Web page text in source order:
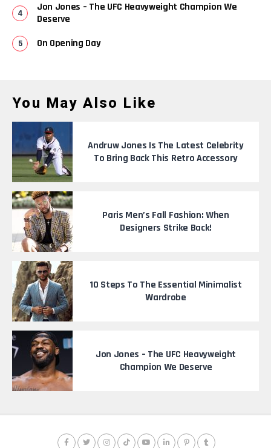
Jon Jones – The UFC Heavyweight Champion We
Deserve
On Opening Day
You May Also Like
Andruw Jones Is The Latest Celebrity
To Bring Back This Retro Accessory
Paris Men’s Fall Fashion: When
Designers Strike Back!
10 Steps To The Essential Minimalist
Wardrobe
Jon Jones – The UFC Heavyweight
Champion We Deserve